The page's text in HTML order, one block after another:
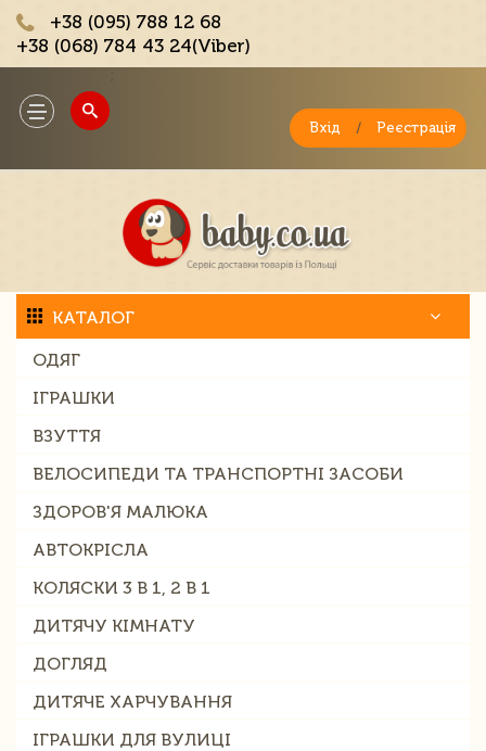
+38 (095) 788 12 68
+38 (068) 784 43 24(Viber)
Toggle
navigation
Вхід / Реєстрація
КАТАЛОГ
ОДЯГ
ІГРАШКИ
ВЗУТТЯ
ВЕЛОСИПЕДИ ТА ТРАНСПОРТНІ ЗАСОБИ
ЗДОРОВ'Я МАЛЮКА
АВТОКРІСЛА
КОЛЯСКИ 3 В 1, 2 В 1
ДИТЯЧУ КІМНАТУ
ДОГЛЯД
ДИТЯЧЕ ХАРЧУВАННЯ
ІГРАШКИ ДЛЯ ВУЛИЦІ